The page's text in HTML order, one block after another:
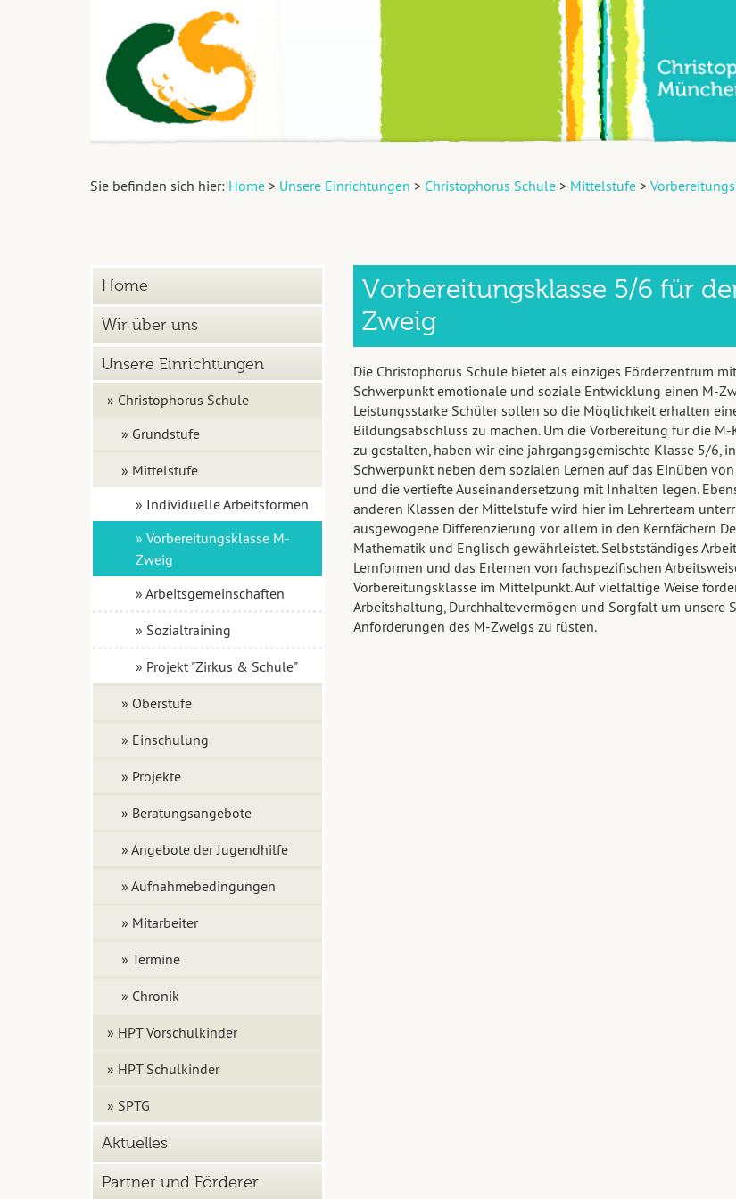
Sie befinden sich hier: Home> Unsere Einrichtungen > Christophorus Schule> Mittelstufe>
Home
Wir über uns
Unsere Einrichtungen
» Christophorus Schule
» Grundstufe
» Mittelstufe
» Individuelle Arbeitsformen
» Vorbereitungsklasse M-
Zweig
» Arbeitsgemeinschaften
» Sozialtraining
» Projekt "Zirkus & Schule"
» Oberstufe
» Einschulung
» Projekte
» Beratungsangebote
» Angebote der Jugendhilfe
» Aufnahmebedingungen
» Mitarbeiter
» Termine
» Chronik
» HPT Vorschulkinder
» HPT Schulkinder
» SPTG
Aktuelles
Partner und Förderer
Vorbereitungsklasse 5/6 für
Zweig
Die Christophorus Schule bietet als einziges Förderzentrum
Schwerpunkt emotionale und soziale Entwicklung einen M-
Leistungsstarke Schüler sollen so die Möglichkeit erhalten
Bildungsabschluss zu machen. Um die Vorbereitung für die
zu gestalten, haben wir eine jahrgangsgemischte Klasse 5/6,
Schwerpunkt neben dem sozialen Lernen auf das Einüben
und die vertiefte Auseinandersetzung mit Inhalten legen.
anderen Klassen der Mittelstufe wird hier im Lehrerteam
ausgewogene Differenzierung vor allem in den Kernfächern
Mathematik und Englisch gewährleistet. Selbstständiges
Lernformen und das Erlernen von fachspezifischen
Vorbereitungsklasse im Mittelpunkt. Auf vielfältige Weise
Arbeitshaltung, Durchhaltevermögen und Sorgfalt um unsere
Anforderungen des M-Zweigs zu rüsten.